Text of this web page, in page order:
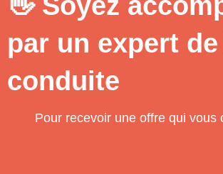
par un expert
conduite
Pour recevoir une offre qui vous